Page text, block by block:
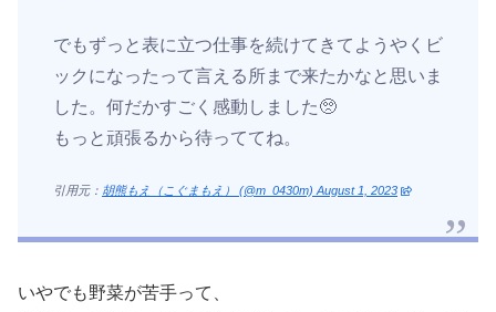
でもずっと表に立つ仕事を続けてきてようやくビ
ックになったって言える所まで来たかなと思いま
した。何だかすごく感動しました🥺
もっと頑張るから待っててね。
引用元： 胡熊もえ（こぐまもえ） (@m_0430m) August 1, 2023
いやでも野菜が苦手って、